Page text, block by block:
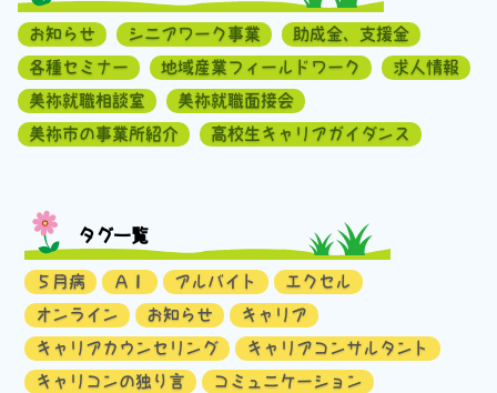
お知らせ シニアワーク事業
助成金、支援金
各種セミナー
地域産業フィールドワーク
求人情報
美祢就職相談室
美祢就職面接会
美祢市の事業所紹介
高校生キャリアガイダンス
タグ一覧
５月病 ＡＩ アルバイト
エクセル
オンライン
お知らせ
キャリア
キャリアカウンセリング
キャリアコンサルタント
キャリコンの独り言
コミュニケーション